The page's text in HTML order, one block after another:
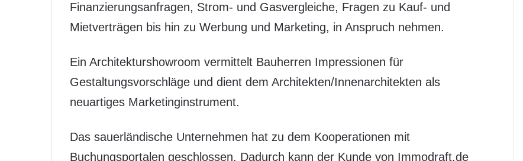
Finanzierungsanfragen, Strom- und Gasvergleiche, Fragen zu Kauf- und
Mietverträgen bis hin zu Werbung und Marketing, in Anspruch nehmen.
Ein Architekturshowroom vermittelt Bauherren Impressionen für
Gestaltungsvorschläge und dient dem Architekten/Innenarchitekten als
neuartiges Marketinginstrument.
Das sauerländische Unternehmen hat zu dem Kooperationen mit
Buchungsportalen geschlossen. Dadurch kann der Kunde von Immodraft.de